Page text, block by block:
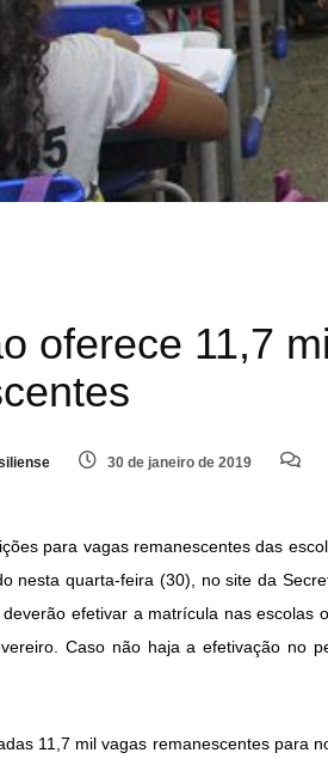
oferece 11,7
30 de janeiro de 2019
para vagas remanescentes das
nesta quarta-feira (30), nosite da
efetivar a matrícula nas escolas
Caso não haja a efetivação no
11,7 mil vagas remanescentes para